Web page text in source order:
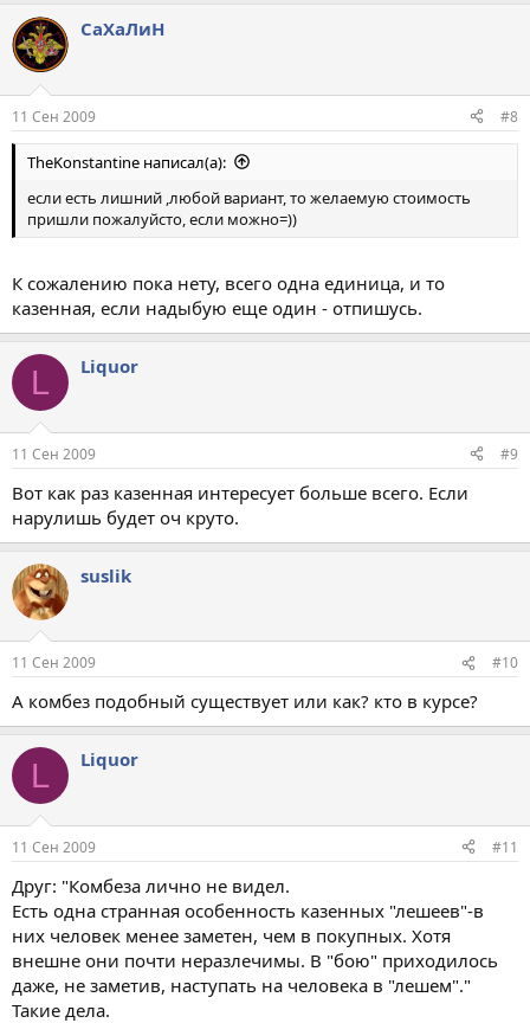
СаХаЛиН
11 Сен 2009 #8
TheKonstantine написал(а):
если есть лишний ,любой вариант, то желаемую стоимость
пришли пожалуйсто, если можно=))
К сожалению пока нету, всего одна единица, и то
казенная, если надыбую еще один - отпишусь.
L Liquor
11 Сен 2009 #9
Вот как раз казенная интересует больше всего. Если
нарулишь будет оч круто.
suslik
11 Сен 2009 #10
А комбез подобный существует или как? кто в курсе?
L Liquor
11 Сен 2009 #11
Друг: "Комбеза лично не видел.
Есть одна странная особенность казенных "лешеев"-в
них человек менее заметен, чем в покупных. Хотя
внешне они почти неразлечимы. В "бою" приходилось
даже, не заметив, наступать на человека в "лешем"."
Такие дела.